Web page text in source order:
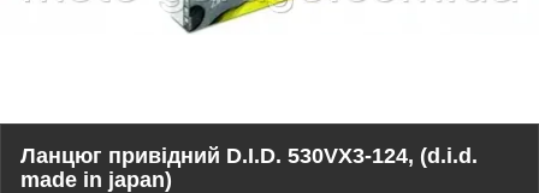
Ланцюг привідний D.I.D. 530VX3-124, (d.i.d.
made in japan)